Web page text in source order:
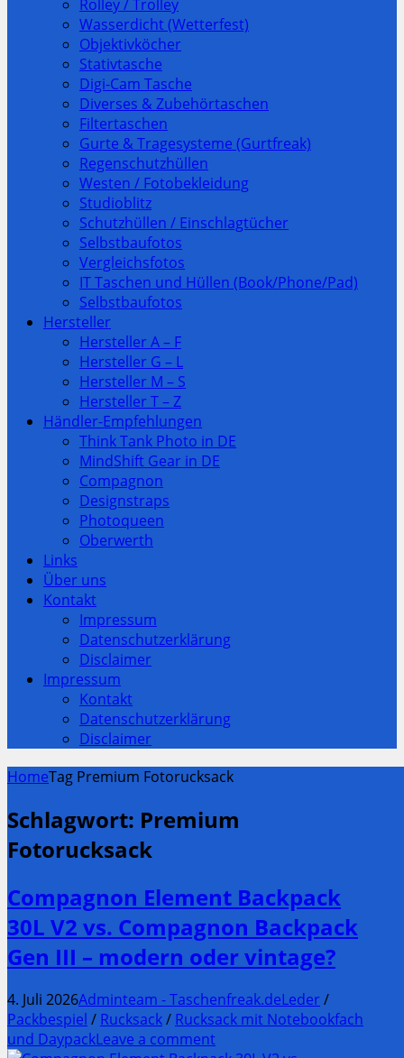
Rolley / Trolley
Wasserdicht (Wetterfest)
Objektivköcher
Stativtasche
Digi-Cam Tasche
Diverses & Zubehörtaschen
Filtertaschen
Gurte & Tragesysteme (Gurtfreak)
Regenschutzhüllen
Westen / Fotobekleidung
Studioblitz
Schutzhüllen / Einschlagtücher
Selbstbaufotos
Vergleichsfotos
IT Taschen und Hüllen (Book/Phone/Pad)
Selbstbaufotos
Hersteller
Hersteller A – F
Hersteller G – L
Hersteller M – S
Hersteller T – Z
Händler-Empfehlungen
Think Tank Photo in DE
MindShift Gear in DE
Compagnon
Designstraps
Photoqueen
Oberwerth
Links
Über uns
Kontakt
Impressum
Datenschutzerklärung
Disclaimer
Impressum
Kontakt
Datenschutzerklärung
Disclaimer
HomeTag Premium Fotorucksack
Schlagwort: Premium
Fotorucksack
Compagnon Element Backpack
30L V2 vs. Compagnon Backpack
Gen III – modern oder vintage?
4. Juli 2026Adminteam - Taschenfreak.deLeder /
Packbespiel / Rucksack/ Rucksack mit Notebookfach
und DaypackLeave a comment